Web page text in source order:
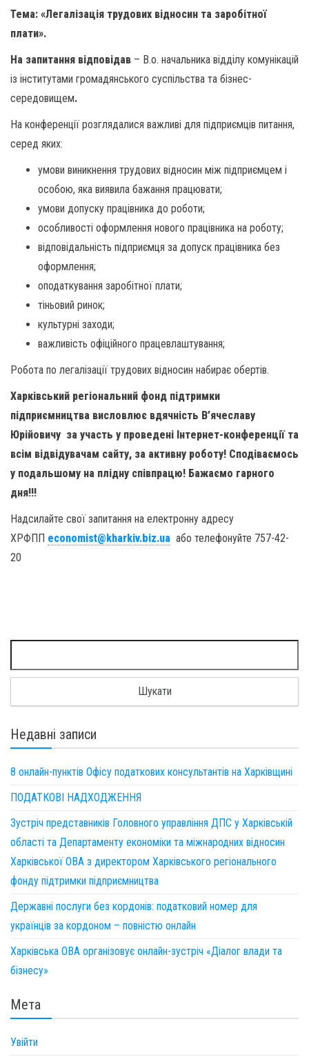
Тема: «Легалізація трудових відносин та заробітної
плати».
На запитання відповідав – В.о. начальника відділу комунікацій
із інститутами громадянського суспільства та бізнес-
середовищем.
На конференції розглядалися важливі для підприємців питання,
серед яких:
умови виникнення трудових відносин між підприємцем і
особою, яка виявила бажання працювати;
умови допуску працівника до роботи;
особливості оформлення нового працівника на роботу;
відповідальність підприємця за допуск працівника без
оформлення;
оподаткування заробітної плати;
тіньовий ринок;
культурні заходи;
важливість офіційного працевлаштування;
Робота по легалізації трудових відносин набирає обертів.
Харківський регіональний фонд підтримки
підприємництва висловлює вдячність В’ячеславу
Юрійовичу за участь у проведені Інтернет-конференції та
всім відвідувачам сайту, за активну роботу! Сподіваємось
у подальшому на плідну співпрацю! Бажаємо гарного
дня!!!
Надсилайте свої запитання на електронну адресу
ХРФПП economist@kharkiv.biz.ua або телефонуйте 757-42-
20
Недавні записи
8 онлайн-пунктів Офісу податкових консультантів на Харківщині
ПОДАТКОВІ НАДХОДЖЕННЯ
Зустріч представників Головного управління ДПС у Харківській
області та Департаменту економіки та міжнародних відносин
Харківської ОВА з директором Харківського регіонального
фонду підтримки підприємництва
Державні послуги без кордонів: податковий номер для
українців за кордоном – повністю онлайн
Харківська ОВА організовує онлайн-зустріч «Діалог влади та
бізнесу»
Мета
Увійти